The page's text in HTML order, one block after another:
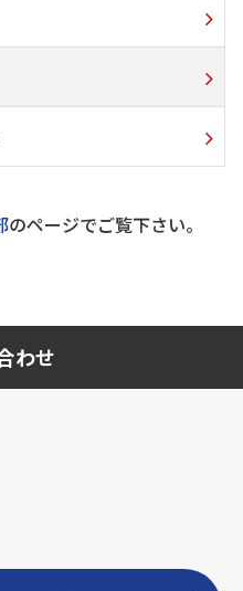
のページでご覧下さい。
わせ